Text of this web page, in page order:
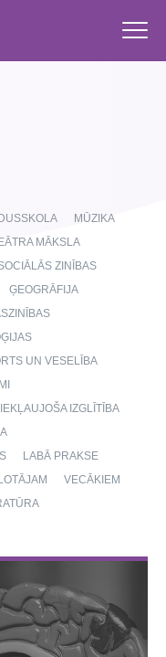
MŪZIKA
MĀKSLA
ZINĪBAS
ĢEOGRĀFIJA
UN VESELĪBA
IEKĻAUJOŠA IZGLĪTĪBA
LABĀ PRAKSE
VECĀKIEM